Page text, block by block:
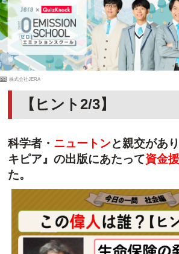
PR 株式会社JERA
【ヒント2/3】
科学者・ ニュートンと親交があ
キピア』の出版にあたって資金
た。